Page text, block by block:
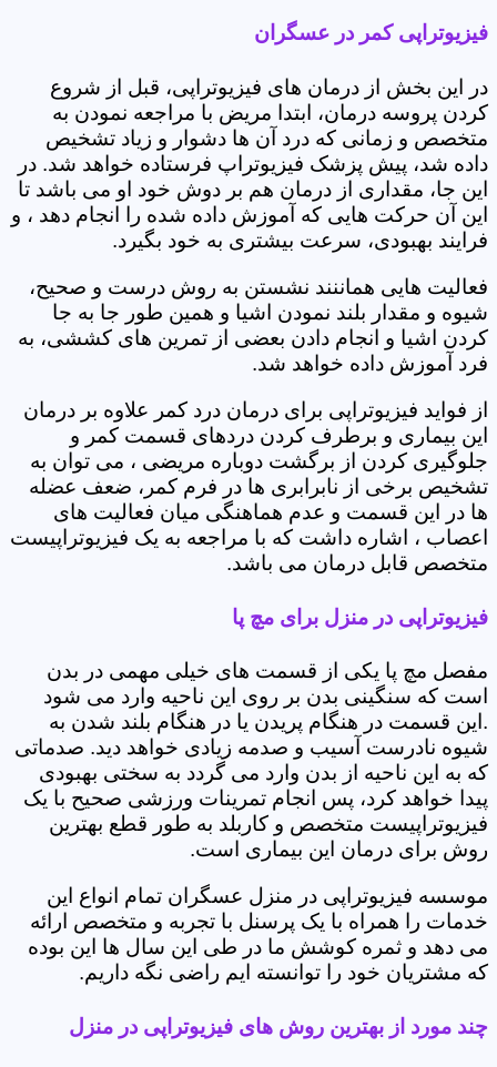
فیزیوتراپی کمر در عسگران
در این بخش از درمان های فیزیوتراپی، قبل از شروع
کردن پروسه درمان، ابتدا مریض با مراجعه نمودن به
متخصص و زمانی که درد آن ها دشوار و زیاد تشخیص
داده شد، پیش پزشک فیزیوتراپ فرستاده خواهد شد. در
این جا، مقداری از درمان هم بر دوش خود او می باشد تا
این آن حرکت هایی که آموزش داده شده را انجام دهد ، و
فرایند بهبودی، سرعت بیشتری به خود بگیرد.
فعالیت هایی هماننند نشستن به روش درست و صحیح،
شیوه و مقدار بلند نمودن اشیا و همین طور جا به جا
کردن اشیا و انجام دادن بعضی از تمرین های کششی، به
فرد آموزش داده خواهد شد.
از فواید فیزیوتراپی برای درمان درد کمر علاوه بر درمان
این بیماری و برطرف کردن دردهای قسمت کمر و
جلوگیری کردن از برگشت دوباره مریضی ، می توان به
تشخیص برخی از نابرابری ها در فرم کمر، ضعف عضله
ها در این قسمت و عدم هماهنگی میان فعالیت های
اعصاب ، اشاره داشت که با مراجعه به یک فیزیوتراپیست
متخصص قابل درمان می باشد.
فیزیوتراپی در منزل برای مچ پا
مفصل مچ پا یکی از قسمت های خیلی مهمی در بدن
است که سنگینی بدن بر روی این ناحیه وارد می شود
.این قسمت در هنگام پریدن یا در هنگام بلند شدن به
شیوه نادرست آسیب و صدمه زیادی خواهد دید. صدماتی
که به این ناحیه از بدن وارد می گردد به سختی بهبودی
پیدا خواهد کرد، پس انجام تمرینات ورزشی صحیح با یک
فیزیوتراپیست متخصص و کاربلد به طور قطع بهترین
روش برای درمان این بیماری است.
موسسه فیزیوتراپی در منزل عسگران تمام انواع این
خدمات را همراه با یک پرسنل با تجربه و متخصص ارائه
می دهد و ثمره کوشش ما در طی این سال ها این بوده
که مشتریان خود را توانسته ایم راضی نگه داریم.
چند مورد از بهترین روش های فیزیوتراپی در منزل